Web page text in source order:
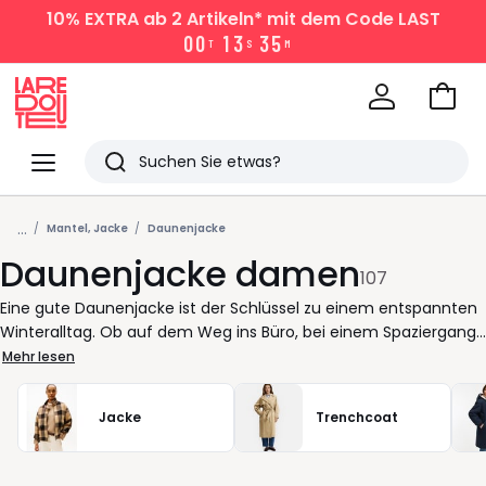
10% EXTRAab 2 Artikeln* mit dem Code LAST
00 T 1 3 S 35 M
Menü
Redoute
Suchen
Zuletzt
angesehen
Artikel
Zum
... Mantel, Jacke Daunenjacke
Daunenjacke damen107
Eine gute Daunenjacke ist der Schlüssel zu einem entspannten
Winteralltag. Ob auf dem Weg ins Büro, bei einem Spaziergang
oder im Wochenendprogramm sie hält warm, lässt sich leicht
kombinieren und sorgt dafür, dass Sie sich in jeder Situation
wohlfühlen. Ihr Vorteil: Sie schützt zuverlässig vor Kälte, ohne
aufzutragen, und bleibt dabei angenehm leicht. Bei La Redoute
finden Sie Modelle, die sich Ihrem Lebensrhythmus anpassen.
Mehr lesen
Jacke Trenchcoat